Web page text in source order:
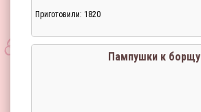
Приготовили: 1820
Пампушки к борщу